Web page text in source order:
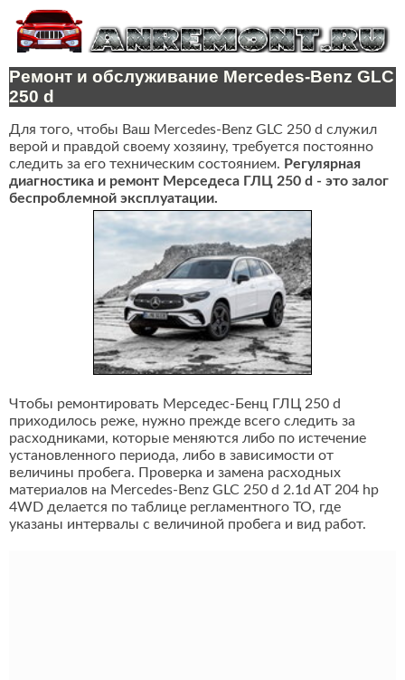
Ремонт и обслуживание Mercedes-Benz GLC
250 d
Для того, чтобы Ваш Mercedes-Benz GLC 250 d служил
верой и правдой своему хозяину, требуется постоянно
следить за его техническим состоянием. Регулярная
диагностика и ремонт Мерседеса ГЛЦ 250 d - это залог
беспроблемной эксплуатации.
Чтобы ремонтировать Мерседес-Бенц ГЛЦ 250 d
приходилось реже, нужно прежде всего следить за
расходниками, которые меняются либо по истечение
установленного периода, либо в зависимости от
величины пробега. Проверка и замена расходных
материалов на Mercedes-Benz GLC 250 d 2.1d AT 204 hp
4WD делается по таблице регламентного ТО, где
указаны интервалы с величиной пробега и вид работ.